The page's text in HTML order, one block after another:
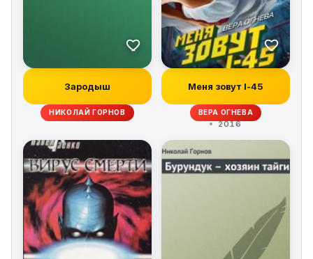
Зародыш
НИКОЛАЙ ГОРНОВ
Меня зовут I-45
ВЕРА ОГНЕВА
2016